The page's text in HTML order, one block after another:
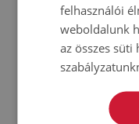
✓ Csúszásgátló alsó
ellátott szőnyegeink
szilikon borítású, ami
felhasználói
weboldalunk
az összes süti